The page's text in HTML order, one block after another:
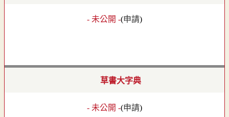
- 未公開 -(申請)
草書大字典
- 未公開 -(申請)